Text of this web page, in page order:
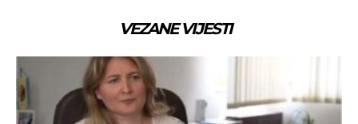
VEZANE VIJESTI